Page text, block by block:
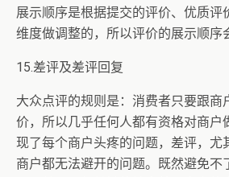
展示顺序是根据提交的评价、优质评
维度做调整的，所以评价的展示顺序
15.差评及差评回复
大众点评的规则是：消费者只要跟商
价，所以几乎任何人都有资格对商户
现了每个商户头疼的问题，差评，尤
商户都无法避开的问题。既然避免不